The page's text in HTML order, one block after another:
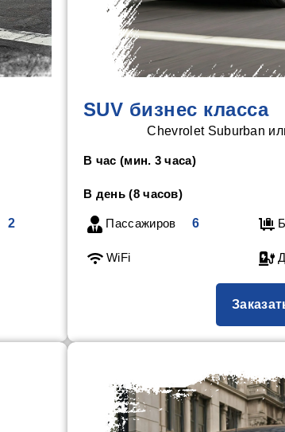
2
SUV бизнес класса
Chevrolet Suburban
В час (мин. 3 часа)
В день (8 часов)
Пассажиров 6
WiFi